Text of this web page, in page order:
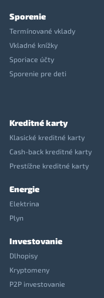
Sporenie
Termínované vklady
Vkladné knížky
Sporiace účty
Sporenie pre deti
Kreditné karty
Klasické kreditné karty
Cash-back kreditné karty
Prestížne kreditné karty
Energie
Elektrina
Plyn
Investovanie
Dlhopisy
Kryptomeny
P2P investovanie